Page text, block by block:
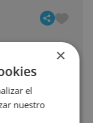
×
el
nuestro